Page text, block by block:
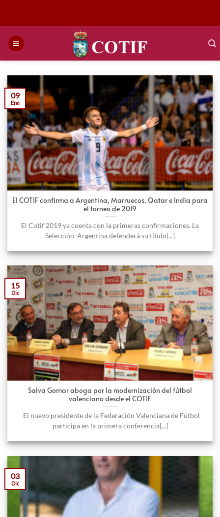
El COTIF confirma a Argentina, Marruecos, Qatar e India para
el torneo de 2019
El Cotif 2019 ya cuenta con la primeras confirmaciones. La
Selección Argentina defenderá su título[...]
09
Ene
Salva Gomar aboga por la modernización del fútbol
valenciano desde el COTIF
El nuevo presidente de la Federación Valenciana de Fútbol
participa en la primera conferencia[...]
15
Dic
03
Dic